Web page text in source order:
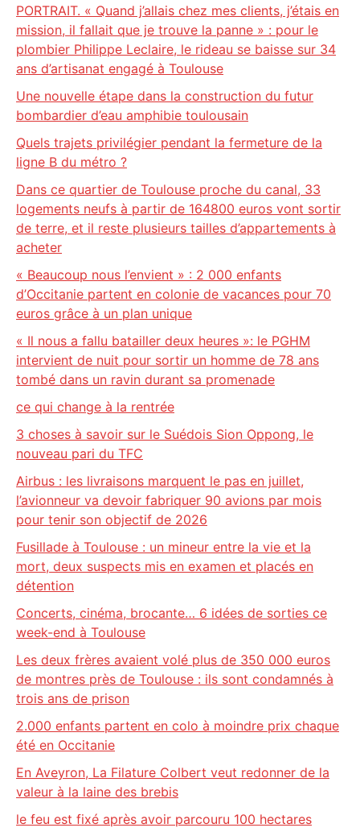
PORTRAIT. « Quand j’allais chez mes clients, j’étais en
mission, il fallait que je trouve la panne » : pour le
plombier Philippe Leclaire, le rideau se baisse sur 34
ans d’artisanat engagé à Toulouse
Une nouvelle étape dans la construction du futur
bombardier d’eau amphibie toulousain
Quels trajets privilégier pendant la fermeture de la
ligne B du métro ?
Dans ce quartier de Toulouse proche du canal, 33
logements neufs à partir de 164800 euros vont sortir
de terre, et il reste plusieurs tailles d’appartements à
acheter
« Beaucoup nous l’envient » : 2 000 enfants
d’Occitanie partent en colonie de vacances pour 70
euros grâce à un plan unique
« Il nous a fallu batailler deux heures »: le PGHM
intervient de nuit pour sortir un homme de 78 ans
tombé dans un ravin durant sa promenade
ce qui change à la rentrée
3 choses à savoir sur le Suédois Sion Oppong, le
nouveau pari du TFC
Airbus : les livraisons marquent le pas en juillet,
l’avionneur va devoir fabriquer 90 avions par mois
pour tenir son objectif de 2026
Fusillade à Toulouse : un mineur entre la vie et la
mort, deux suspects mis en examen et placés en
détention
Concerts, cinéma, brocante… 6 idées de sorties ce
week-end à Toulouse
Les deux frères avaient volé plus de 350 000 euros
de montres près de Toulouse : ils sont condamnés à
trois ans de prison
2.000 enfants partent en colo à moindre prix chaque
été en Occitanie
En Aveyron, La Filature Colbert veut redonner de la
valeur à la laine des brebis
le feu est fixé après avoir parcouru 100 hectares